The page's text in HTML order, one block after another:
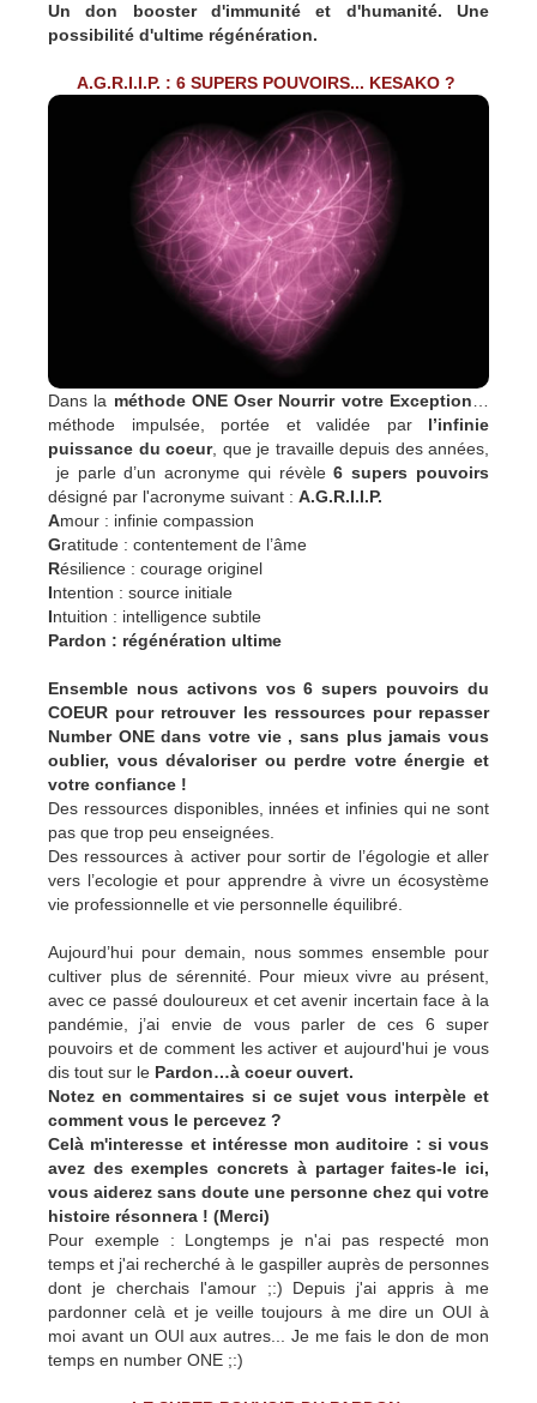
Un don booster d'immunité et d'humanité. Une
possibilité d'ultime régénération.
A.G.R.I.I.P. : 6 SUPERS POUVOIRS... KESAKO ?
Dans la méthode ONE Oser Nourrir votre Exception
méthode impulsée, portée et validée par l’infinie
puissance du coeur, que je travaille depuis des années,
je parle d’un acronyme qui révèle6 supers pouvoirs
désigné par l'acronyme suivant : A.G.R.I.I.P.
Amour : infinie compassion
Gratitude : contentement de l’âme
Résilience : courage originel
Intention : source initiale
Intuition : intelligence subtile
Pardon : régénération ultime
Ensemble nous activons vos 6 supers pouvoirs du
COEUR pour retrouver les ressources pour repasser
Number ONE dans votre vie , sans plus jamais vous
oublier, vous dévaloriser ou perdre votre énergie et
votre confiance !
Des ressources disponibles, innées et infinies qui ne sont
pas que trop peu enseignées.
Des ressources à activer pour sortir de l’égologie et aller
vers l’ecologie et pour apprendre à vivre un écosystème
vie professionnelle et vie personnelle équilibré.
Aujourd’hui pour demain, nous sommes ensemble pour
cultiver plus de sérennité. Pour mieux vivre au présent,
avec ce passé douloureux et cet avenir incertain face à la
pandémie, j’ai envie de vous parler de ces 6 super
pouvoirs et de comment les activer et aujourd'hui je vous
dis tout sur le Pardon…à coeur ouvert.
Notez en commentaires si ce sujet vous interpèle et
comment vous le percevez ?
Celà m'interesse et intéresse mon auditoire : si vous
avez des exemples concrets à partager faites-le ici,
vous aiderez sans doute une personne chez qui votre
histoire résonnera ! (Merci)
Pour exemple : Longtemps je n'ai pas respecté mon
temps et j'ai recherché à le gaspiller auprès de personnes
dont je cherchais l'amour ;:) Depuis j'ai appris à me
pardonner celà et je veille toujours à me dire un OUI à
moi avant un OUI aux autres... Je me fais le don de mon
temps en number ONE ;:)